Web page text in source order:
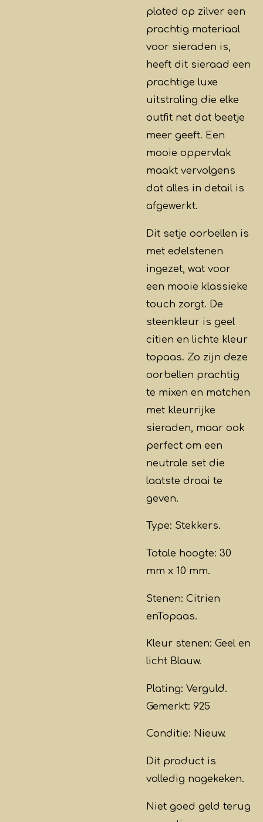
plated op zilver een
prachtig materiaal
voor sieraden is,
heeft dit sieraad een
prachtige luxe
uitstraling die elke
outfit net dat beetje
meer geeft. Een
mooie oppervlak
maakt vervolgens
dat alles in detail is
afgewerkt.
Dit setje oorbellen is
met edelstenen
ingezet, wat voor
een mooie klassieke
touch zorgt. De
steenkleur is geel
citien en lichte kleur
topaas. Zo zijn deze
oorbellen prachtig
te mixen en matchen
met kleurrijke
sieraden, maar ook
perfect om een
neutrale set die
laatste draai te
geven.
Type: Stekkers.
Totale hoogte: 30
mm x 10 mm.
Stenen: Citrien
enTopaas.
Kleur stenen: Geel en
licht Blauw.
Plating: Verguld.
Gemerkt: 925
Conditie: Nieuw.
Dit product is
volledig nagekeken.
Niet goed geld terug